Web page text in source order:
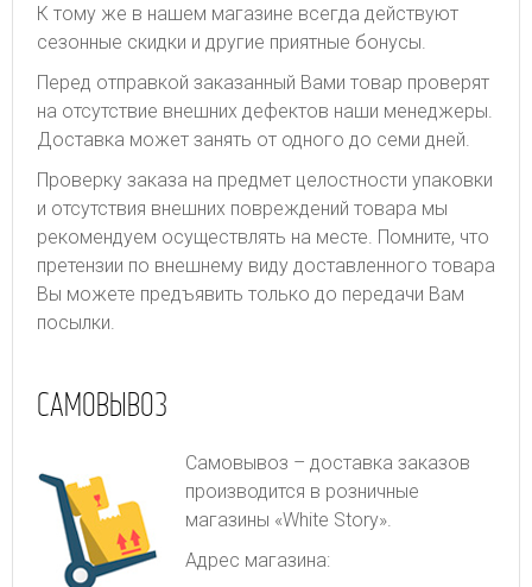
К тому же в нашем магазине всегда действуют
сезонные скидки и другие приятные бонусы.
Перед отправкой заказанный Вами товар проверят
на отсутствие внешних дефектов наши менеджеры.
Доставка может занять от одного до семи дней.
Проверку заказа на предмет целостности упаковки
и отсутствия внешних повреждений товара мы
рекомендуем осуществлять на месте. Помните, что
претензии по внешнему виду доставленного товара
Вы можете предъявить только до передачи Вам
посылки.
САМОВЫВОЗ
Самовывоз – доставка заказов
производится в розничные
магазины «White Story».
Адрес магазина: